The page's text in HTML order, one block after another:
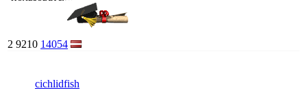
2 9210 14054
cichlidfish